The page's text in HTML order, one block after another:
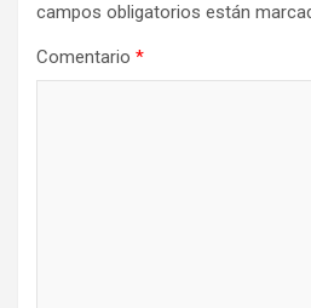
campos obligatorios están
Comentario *